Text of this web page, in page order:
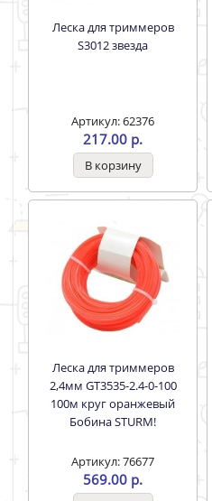
S3012 звезда
217.00 р.
2,4мм GT3535-2.4-0-100